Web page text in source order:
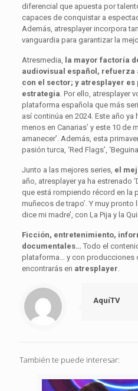
diferencial que apuesta por
capaces de conquistar a
Además, atresplayer incorpora
vanguardia para garantizar la
Atresmedia, la mayor factoría
audiovisual español, refuerza
con el sector; y atresplayer es
estrategia . Por ello, atresplayer
plataforma española que más
así continúa en 2024. Este año ya
menos en Canarias’ y este 10 de
amanecer’. Además, esta
pasión turca, ‘Red Flags’,
Junto a las mejores series, el
año, atresplayer ya ha estrenado
que está rompiendo récord en la
muñecos de trapo’. Y muy pronto
dice mi madre’, con La Pija y la
Ficción, entretenimiento,
documentales… Todo el
plataforma… y con producciones
encontrarás en atresplayer
AquíTV
También te puede interesar: